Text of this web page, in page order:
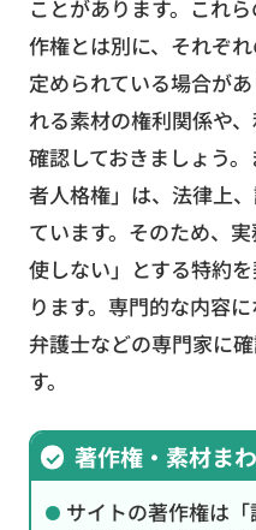
ことがあります。これ
作権とは別に、それぞ
定められている場合が
れる素材の権利関係や
確認しておきましょう
者人格権」は、法律上
ています。そのため、
使しない」とする特約
ります。専門的な内容
弁護士などの専門家に
す。
著作権・素材ま
サイトの著作権は